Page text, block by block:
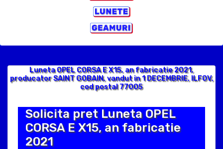
Luneta OPEL CORSA E X15, an fabricatie 2021,
producator SAINT GOBAIN, vandut in 1 DECEMBRIE, ILFOV,
cod postal 77005
Solicita pret Luneta OPEL
CORSA E X15, an fabricatie
2021